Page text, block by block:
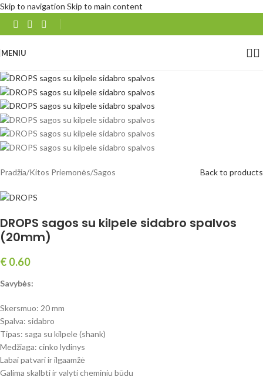
Skip to navigation Skip to main content
MENIU
Pradžia/Kitos Priemonės/Sagos Back to products
DROPS sagos su kilpele sidabro spalvos
(20mm)
€ 0.60
Savybės:
Skersmuo: 20 mm
Spalva: sidabro
Tipas: saga su kilpele (shank)
Medžiaga: cinko lydinys
Labai patvari ir ilgaamžė
Galima skalbti ir valyti cheminiu būdu